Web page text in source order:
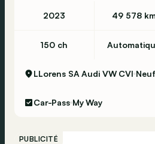
2023 49 578
150 ch
LLorens SA Audi VW CVI
Car-Pass My Way
PUBLICITÉ